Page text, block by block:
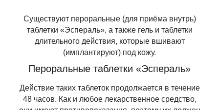
Существуют пероральные (для приёма внутрь)
таблетки «Эспераль», а также гель и таблетки
длительного действия, которые вшивают
(имплантируют) под кожу.
Пероральные таблетки «Эспераль»
Действие таких таблеток продолжается в течение
48 часов. Как и любое лекарственное средство,